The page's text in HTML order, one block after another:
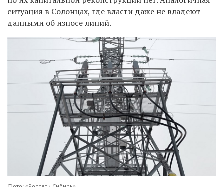
ситуация в Солонцах, где власти даже не владеют
данными об износе линий.